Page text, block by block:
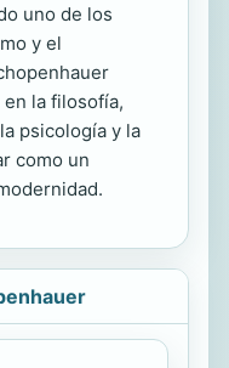
uno de los
y el
la filosofía,
psicología y la
como un